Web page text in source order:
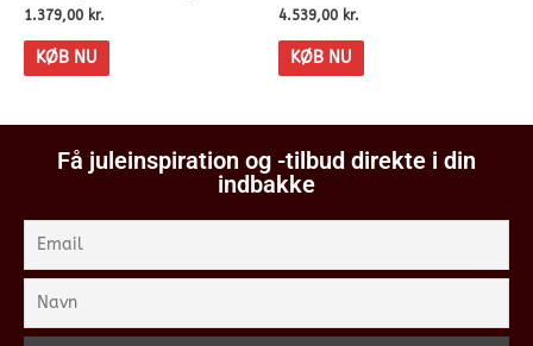
1.379,00 kr.
KØB NU
4.539,00 kr.
KØB NU
Få juleinspiration og -tilbud direkte i din
indbakke